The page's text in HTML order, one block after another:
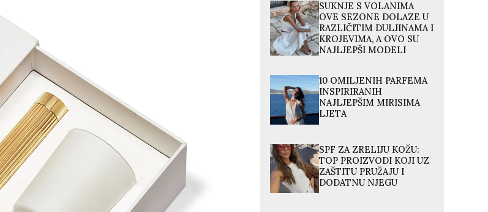
SUKNJE S VOLANIMA
OVE SEZONE DOLAZE U
RAZLIČITIM DULJINAMA I
KROJEVIMA, A OVO SU
NAJLJEPŠI MODELI
10 OMILJENIH PARFEMA
INSPIRIRANIH
NAJLJEPŠIM MIRISIMA
LJETA
SPF ZA ZRELIJU KOŽU:
TOP PROIZVODI KOJI UZ
ZAŠTITU PRUŽAJU I
DODATNU NJEGU